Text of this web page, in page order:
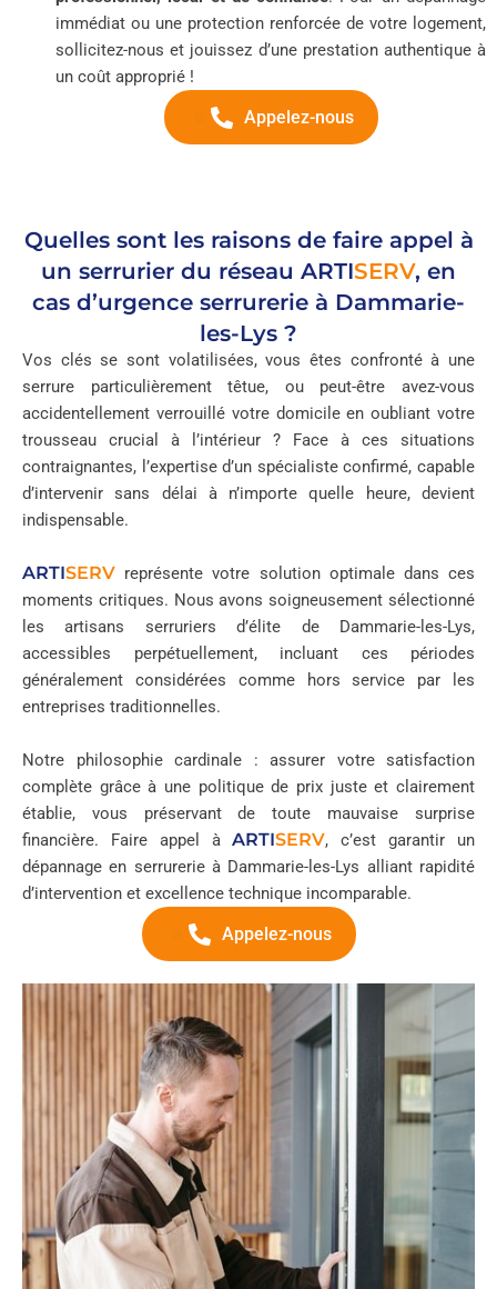
immédiat ou une protection renforcée de votre logement,
sollicitez-nous et jouissez d’une prestation authentique à
un coût approprié !
Appelez-nous
Quelles sont les raisons de faire appel à
un serrurier du réseau ARTISERV, en
cas d’urgence serrurerie à Dammarie-
les-Lys ?
Vos clés se sont volatilisées, vous êtes confronté à une
serrure particulièrement têtue, ou peut-être avez-vous
accidentellement verrouillé votre domicile en oubliant votre
trousseau crucial à l’intérieur ? Face à ces situations
contraignantes, l’expertise d’un spécialiste confirmé, capable
d’intervenir sans délai à n’importe quelle heure, devient
indispensable.
ARTISERV représente votre solution optimale dans ces
moments critiques. Nous avons soigneusement sélectionné
les artisans serruriers d’élite de Dammarie-les-Lys,
accessibles perpétuellement, incluant ces périodes
généralement considérées comme hors service par les
entreprises traditionnelles.
Notre philosophie cardinale : assurer votre satisfaction
complète grâce à une politique de prix juste et clairement
établie, vous préservant de toute mauvaise surprise
financière. Faire appel àARTISERV, c’est garantir un
dépannage en serrurerie à Dammarie-les-Lys alliant rapidité
d’intervention et excellence technique incomparable.
Appelez-nous